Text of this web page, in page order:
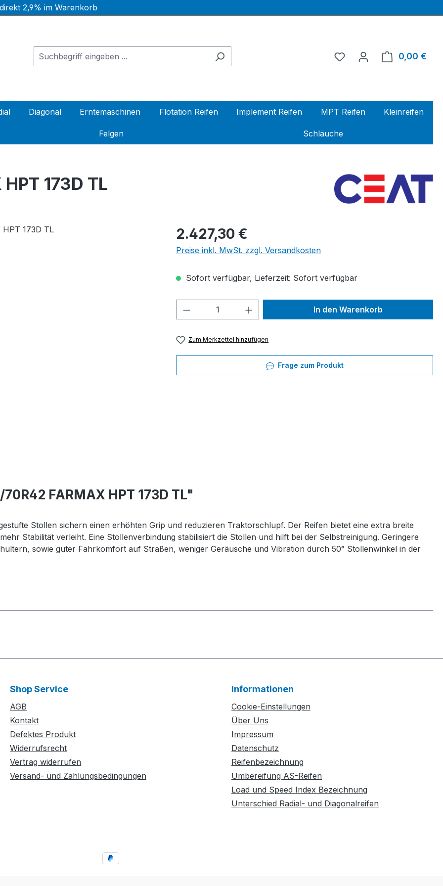
2,9% im Warenkorb
0,00 €
Diagonal Erntemaschinen Flotation Reifen Implement Reifen MPT Reifen Kleinreifen
Felgen Schläuche
173D TL
Regulärer Preis:
2.427,30 €
Preise inkl. MwSt. zzgl. Versandkosten
Sofort verfügbar, Lieferzeit: Sofort verfügbar
Produkt Anzahl: Gib den gewünschten Wert
In den Warenkorb
Zum Merkzettel hinzufügen
Frage zum Produkt
FARMAX HPT 173D TL"
Stollen sichern einen erhöhten Grip und reduzieren Traktorschlupf. Der Reifen bietet eine extra breite
Stabilität verleiht. Eine Stollenverbindung stabilisiert die Stollen und hilft bei der Selbstreinigung. Geringere
sowie guter Fahrkomfort auf Straßen, weniger Geräusche und Vibration durch 50° Stollenwinkel in der
Shop Service
AGB
Kontakt
Defektes Produkt
Widerrufsrecht
Vertrag widerrufen
Versand- und Zahlungsbedingungen
Informationen
Cookie-Einstellungen
Über Uns
Impressum
Datenschutz
Reifenbezeichnung
Umbereifung AS-Reifen
Load und Speed Index Bezeichnung
Unterschied Radial- und Diagonalreifen